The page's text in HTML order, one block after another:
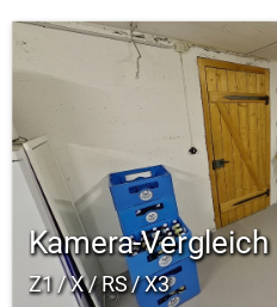
Kamera-Vergleich
Z1 / X / RS / X3